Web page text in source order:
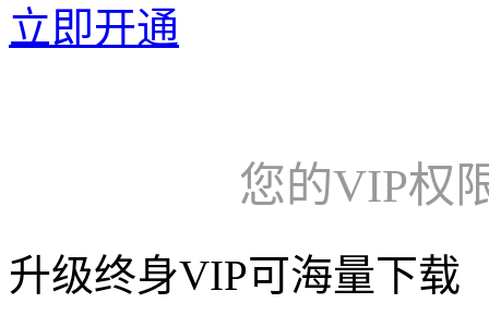
立即开通
您的VIP权
升级终身VIP可海量下载